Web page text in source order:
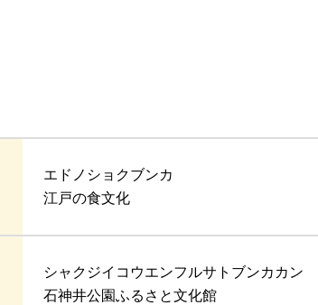
エドノショクブンカ
江戸の食文化
シャクジイコウエンフルサトブンカカン
石神井公園ふるさと文化館